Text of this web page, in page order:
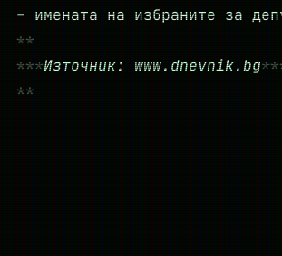
– имената на избраните за
Източник: www.dnevnik.bg